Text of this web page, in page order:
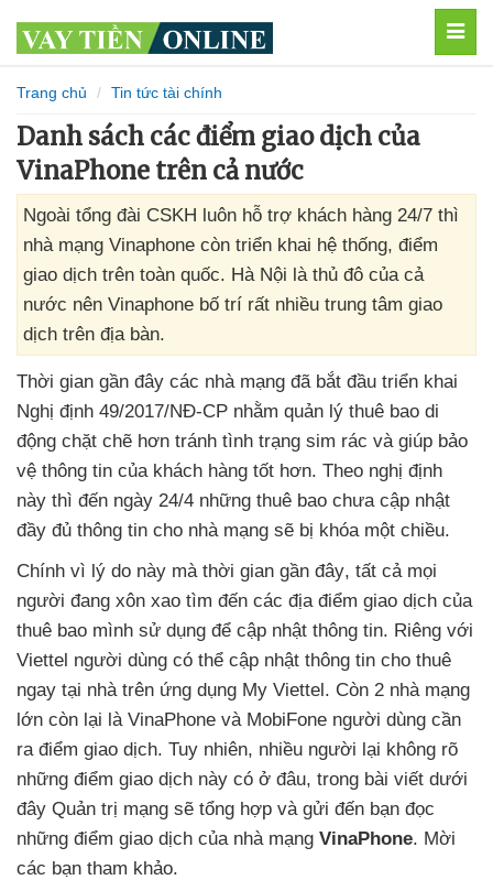
Trang chủ Tin tức tài chính
Danh sách các điểm giao dịch của
VinaPhone trên cả nước
Ngoài tổng đài CSKH luôn hỗ trợ khách hàng 24/7 thì
nhà mạng Vinaphone còn triển khai hệ thống, điểm
giao dịch trên toàn quốc. Hà Nội là thủ đô của cả
nước nên Vinaphone bố trí rất nhiều trung tâm giao
dịch trên địa bàn.
Thời gian gần đây các nhà mạng đã bắt đầu triển khai
Nghị định 49/2017/NĐ-CP nhằm quản lý thuê bao di
động chặt chẽ hơn tránh tình trạng sim rác và giúp bảo
vệ thông tin của khách hàng tốt hơn. Theo nghị định
này thì đến ngày 24/4 những thuê bao chưa cập nhật
đầy đủ thông tin cho nhà mạng sẽ bị khóa một chiều.
Chính vì lý do này mà thời gian gần đây, tất cả mọi
người đang xôn xao tìm đến các địa điểm giao dịch của
thuê bao mình sử dụng để cập nhật thông tin. Riêng với
Viettel người dùng có thể cập nhật thông tin cho thuê
ngay tại nhà trên ứng dụng My Viettel. Còn 2 nhà mạng
lớn còn lại là VinaPhone và MobiFone người dùng cần
ra điểm giao dịch. Tuy nhiên, nhiều người lại không rõ
những điểm giao dịch này có ở đâu, trong bài viết dưới
đây Quản trị mạng sẽ tổng hợp và gửi đến bạn đọc
những điểm giao dịch của nhà mạng VinaPhone. Mời
các bạn tham khảo.